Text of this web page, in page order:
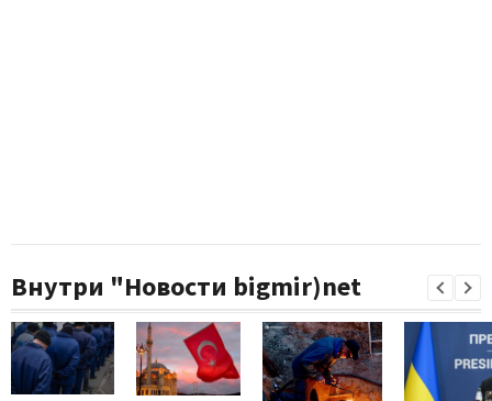
Внутри "Новости bigmir)net